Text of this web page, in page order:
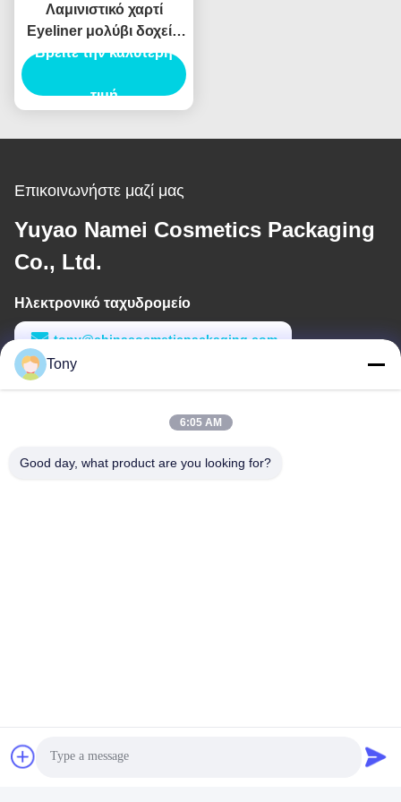
Λαμινιστικό χαρτί
Eyeliner μολύβι δοχείο
συσκευασίας σωλήνα
ενέσεις φούσκωμα
Βρείτε την καλύτερη
τιμή
Επικοινωνήστε μαζί μας
Yuyao Namei Cosmetics Packaging
Co., Ltd.
Ηλεκτρονικό ταχυδρομείο
tony@chinacosmeticpackaging.com
Εργασιακό χρόνο
Πολιτική απορρήτου
Tony
6:05 AM
Good day, what product are you looking for?